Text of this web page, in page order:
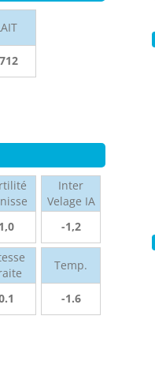
1,0
Inter
Velage IA
-1,2
Temp.
-1.6